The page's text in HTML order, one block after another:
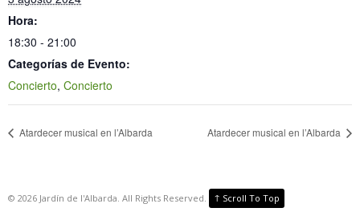
Hora:
18:30 - 21:00
Categorías de Evento:
Concierto, Concierto
Atardecer musical en l’Albarda Atardecer musical en l’Albarda
© 2026 Jardín de l'Albarda. All Rights Reserved. ↑ Scroll To Top